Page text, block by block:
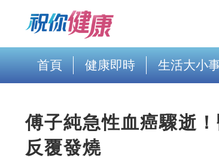
首頁 健康即時 生活大小
傅子純急性血癌驟逝
反覆發燒